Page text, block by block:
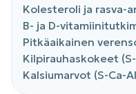
Kolesteroli ja rasva-
B- ja D-
Pitkäaikainen
Kilpirauhaskokeet (S-
Kalsiumarvot (S-Ca-